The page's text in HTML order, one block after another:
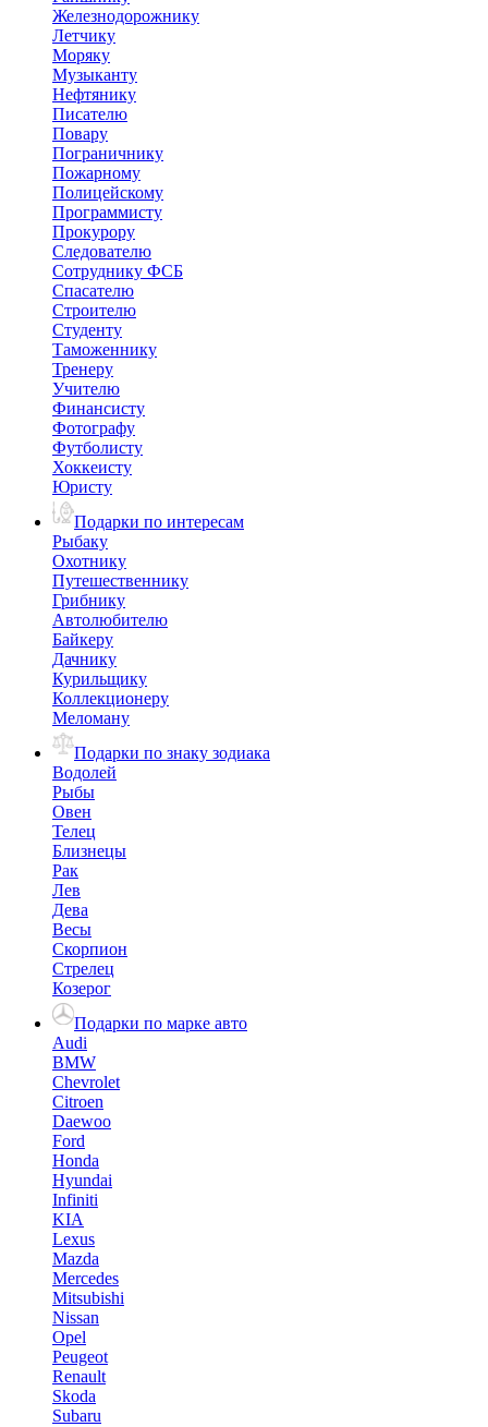
Железнодорожнику
Летчику
Моряку
Музыканту
Нефтянику
Писателю
Повару
Пограничнику
Пожарному
Полицейскому
Программисту
Прокурору
Следователю
Сотруднику ФСБ
Спасателю
Строителю
Студенту
Таможеннику
Тренеру
Учителю
Финансисту
Фотографу
Футболисту
Хоккеисту
Юристу
Подарки по интересам
Рыбаку
Охотнику
Путешественнику
Грибнику
Автолюбителю
Байкеру
Дачнику
Курильщику
Коллекционеру
Меломану
Подарки по знаку зодиака
Водолей
Рыбы
Овен
Телец
Близнецы
Рак
Лев
Дева
Весы
Скорпион
Стрелец
Козерог
Подарки по марке авто
Audi
BMW
Chevrolet
Citroen
Daewoo
Ford
Honda
Hyundai
Infiniti
KIA
Lexus
Mazda
Mercedes
Mitsubishi
Nissan
Opel
Peugeot
Renault
Skoda
Subaru